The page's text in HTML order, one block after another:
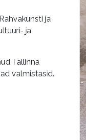
ja
ja
Tallinna
valmistasid.